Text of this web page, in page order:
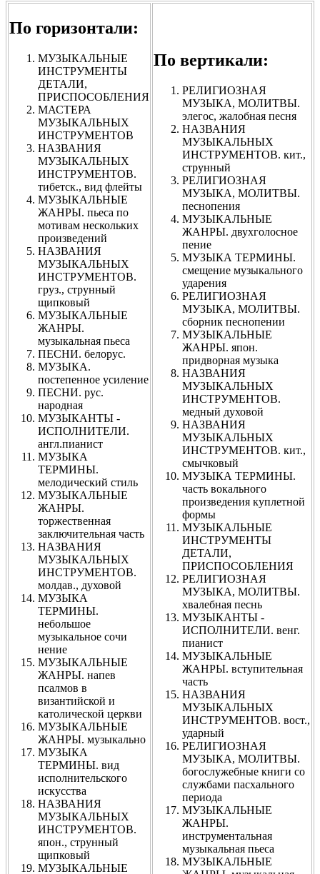
По горизонтали:
МУЗЫКАЛЬНЫЕ
ИНСТРУМЕНТЫ
ДЕТАЛИ,
ПРИСПОСОБЛЕНИЯ
МАСТЕРА
МУЗЫКАЛЬНЫХ
ИНСТРУМЕНТОВ
НАЗВАНИЯ
МУЗЫКАЛЬНЫХ
ИНСТРУМЕНТОВ.
тибетск., вид флейты
МУЗЫКАЛЬНЫЕ
ЖАНРЫ. пьеса по
мотивам нескольких
произведений
НАЗВАНИЯ
МУЗЫКАЛЬНЫХ
ИНСТРУМЕНТОВ.
груз., струнный
щипковый
МУЗЫКАЛЬНЫЕ
ЖАНРЫ.
музыкальная пьеса
ПЕСНИ. белорус.
МУЗЫКА.
постепенное усиление
ПЕСНИ. рус.
народная
МУЗЫКАНТЫ -
ИСПОЛНИТЕЛИ.
англ.пианист
МУЗЫКА
ТЕРМИНЫ.
мелодический стиль
МУЗЫКАЛЬНЫЕ
ЖАНРЫ.
торжественная
заключительная часть
НАЗВАНИЯ
МУЗЫКАЛЬНЫХ
ИНСТРУМЕНТОВ.
молдав., духовой
МУЗЫКА
ТЕРМИНЫ.
небольшое
музыкальное сочи
нение
МУЗЫКАЛЬНЫЕ
ЖАНРЫ. напев
псалмов в
византийской и
католической церкви
МУЗЫКАЛЬНЫЕ
ЖАНРЫ. музыкально
МУЗЫКА
ТЕРМИНЫ. вид
исполнительского
искусства
НАЗВАНИЯ
МУЗЫКАЛЬНЫХ
ИНСТРУМЕНТОВ.
япон., струнный
щипковый
МУЗЫКАЛЬНЫЕ
По вертикали:
РЕЛИГИОЗНАЯ
МУЗЫКА, МОЛИТВЫ.
элегос, жалобная песня
НАЗВАНИЯ
МУЗЫКАЛЬНЫХ
ИНСТРУМЕНТОВ. кит.,
струнный
РЕЛИГИОЗНАЯ
МУЗЫКА, МОЛИТВЫ.
песнопения
МУЗЫКАЛЬНЫЕ
ЖАНРЫ. двухголосное
пение
МУЗЫКА ТЕРМИНЫ.
смещение музыкального
ударения
РЕЛИГИОЗНАЯ
МУЗЫКА, МОЛИТВЫ.
сборник песнопении
МУЗЫКАЛЬНЫЕ
ЖАНРЫ. япон.
придворная музыка
НАЗВАНИЯ
МУЗЫКАЛЬНЫХ
ИНСТРУМЕНТОВ.
медный духовой
НАЗВАНИЯ
МУЗЫКАЛЬНЫХ
ИНСТРУМЕНТОВ. кит.,
смычковый
МУЗЫКА ТЕРМИНЫ.
часть вокального
произведения куплетной
формы
МУЗЫКАЛЬНЫЕ
ИНСТРУМЕНТЫ
ДЕТАЛИ,
ПРИСПОСОБЛЕНИЯ
РЕЛИГИОЗНАЯ
МУЗЫКА, МОЛИТВЫ.
хвалебная песнь
МУЗЫКАНТЫ -
ИСПОЛНИТЕЛИ. венг.
пианист
МУЗЫКАЛЬНЫЕ
ЖАНРЫ. вступительная
часть
НАЗВАНИЯ
МУЗЫКАЛЬНЫХ
ИНСТРУМЕНТОВ. вост.,
ударный
РЕЛИГИОЗНАЯ
МУЗЫКА, МОЛИТВЫ.
богослужебные книги со
службами пасхального
периода
МУЗЫКАЛЬНЫЕ
ЖАНРЫ.
инструментальная
музыкальная пьеса
МУЗЫКАЛЬНЫЕ